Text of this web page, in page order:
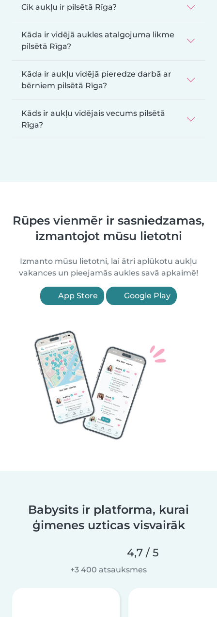
Cik aukļu ir pilsētā Rīga?
Kāda ir vidējā aukles atalgojuma likme
pilsētā Rīga?
Kāda ir aukļu vidējā pieredze darbā ar
bērniem pilsētā Rīga?
Kāds ir aukļu vidējais vecums pilsētā
Rīga?
Rūpes vienmēr ir sasniedzamas,
izmantojot mūsu lietotni
Izmanto mūsu lietotni, lai ātri aplūkotu aukļu
vakances un pieejamās aukles savā apkaimē!
App Store Google Play
Babysits ir platforma, kurai
ģimenes uzticas visvairāk
4,7 / 5
+3 400 atsauksmes